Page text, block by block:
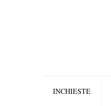
INCHIESTE